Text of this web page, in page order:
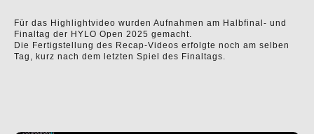
Für das Highlightvideo wurden Aufnahmen am Halbfinal- und
Finaltag der HYLO Open 2025 gemacht.
Die Fertigstellung des Recap-Videos erfolgte noch am selben
Tag, kurz nach dem letzten Spiel des Finaltags.